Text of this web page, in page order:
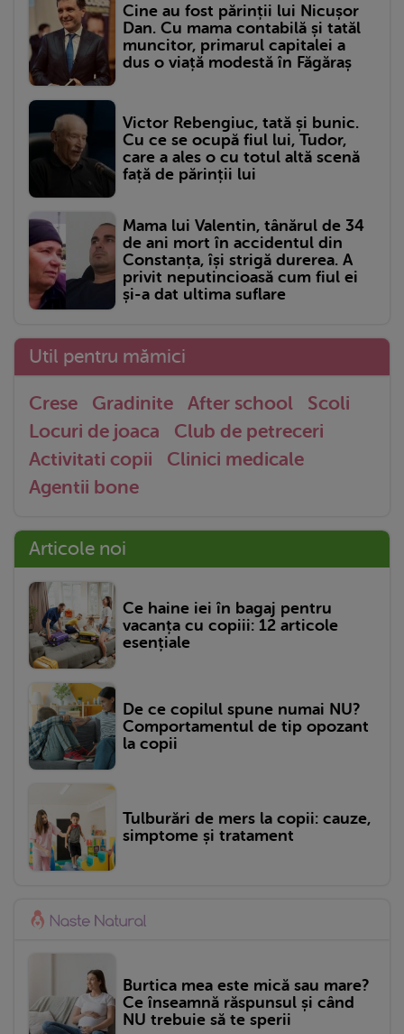
Cine au fost părinții lui Nicușor
Dan. Cu mama contabilă și tatăl
muncitor, primarul capitalei a
dus o viață modestă în Făgăraș
Victor Rebengiuc, tată și bunic.
Cu ce se ocupă fiul lui, Tudor,
care a ales o cu totul altă scenă
față de părinții lui
Mama lui Valentin, tânărul de 34
de ani mort în accidentul din
Constanța, își strigă durerea. A
privit neputincioasă cum fiul ei
și-a dat ultima suflare
Util pentru mămici
Crese Gradinite After school
Scoli
Locuri de joaca
Club de petreceri
Activitati copii
Clinici medicale
Agentii bone
Articole noi
Ce haine iei în bagaj pentru
vacanța cu copiii: 12 articole
esențiale
De ce copilul spune numai NU?
Comportamentul de tip opozant
la copii
Tulburări de mers la copii: cauze,
simptome și tratament
Burtica mea este mică sau mare?
Ce înseamnă răspunsul și când
NU trebuie să te sperii